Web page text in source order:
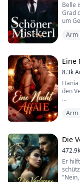
Belle
Grad
um
Arm
Eine
8.3k
den
dass
der
...
Arm
Die
472.9k
Er